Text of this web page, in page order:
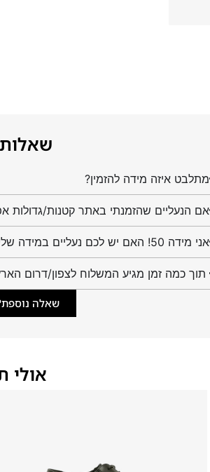
מתלבט איזה מידה להזמין?
אם הנעליים שהזמנתי באתר קטנות/גדולות
אני מידה 50! האם יש לכם נעליים במידה שלי?
תוך כמה זמן מגיע המשלוח לצפון/דרום
שאלה
אולי